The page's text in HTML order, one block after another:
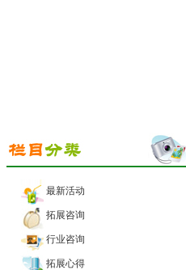
最新活动
拓展咨询
行业咨询
拓展心得